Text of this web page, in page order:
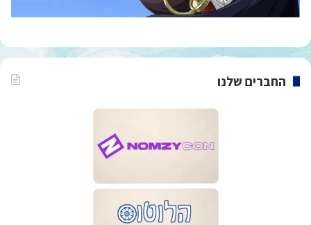
החברים שלנו